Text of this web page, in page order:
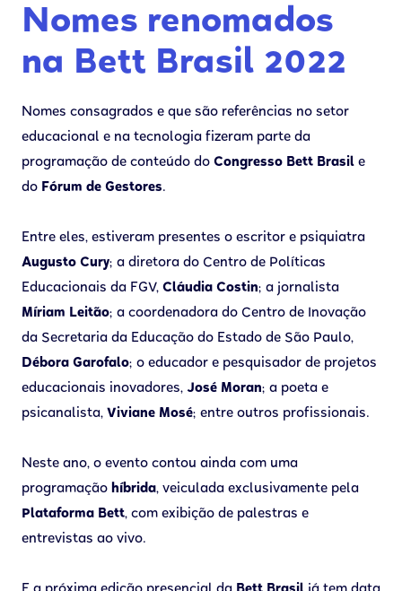
Nomes renomados
na Bett Brasil 2022
Nomes consagrados e que são referências no setor
educacional e na tecnologia fizeram parte da
programação de conteúdo do Congresso Bett Brasil e
do Fórum de Gestores.
Entre eles, estiveram presentes o escritor e psiquiatra
Augusto Cury; a diretora do Centro de Políticas
Educacionais da FGV, Cláudia Costin; a jornalista
Míriam Leitão; a coordenadora do Centro de Inovação
da Secretaria da Educação do Estado de São Paulo,
Débora Garofalo; o educador e pesquisador de projetos
educacionais inovadores, José Moran; a poeta e
psicanalista, Viviane Mosé; entre outros profissionais.
Neste ano, o evento contou ainda com uma
programação híbrida, veiculada exclusivamente pela
Plataforma Bett, com exibição de palestras e
entrevistas ao vivo.